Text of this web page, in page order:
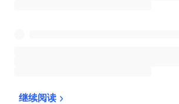
继续阅读